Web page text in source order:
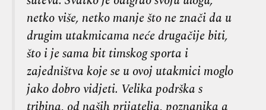
netko više, netko manje što ne znači da u
drugim utakmicama neće drugačije biti,
što i je sama bit timskog sporta i
zajedništva koje se u ovoj utakmici moglo
jako dobro vidjeti. Velika podrška s